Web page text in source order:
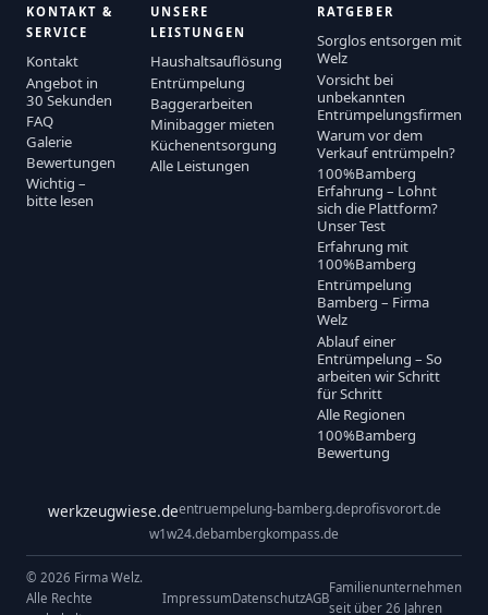
KONTAKT &
SERVICE
Kontakt
Angebot in
30 Sekunden
FAQ
Galerie
Bewertungen
Wichtig –
bitte lesen
UNSERE
LEISTUNGEN
Haushaltsauflösung
Entrümpelung
Baggerarbeiten
Minibagger mieten
Küchenentsorgung
Alle Leistungen
RATGEBER
Sorglos entsorgen mit
Welz
Vorsicht bei
unbekannten
Entrümpelungsfirmen
Warum vor dem
Verkauf entrümpeln?
100%Bamberg
Erfahrung – Lohnt
sich die Plattform?
Unser Test
Erfahrung mit
100%Bamberg
Entrümpelung
Bamberg – Firma
Welz
Ablauf einer
Entrümpelung – So
arbeiten wir Schritt
für Schritt
Alle Regionen
100%Bamberg
Bewertung
werkzeugwiese.deentruempelung-bamberg.deprofisvorort.de
w1w24.debambergkompass.de
© 2026 Firma Welz.
Alle Rechte
ImpressumDatenschutzAGB
Familienunternehmen
seit über 26 Jahren